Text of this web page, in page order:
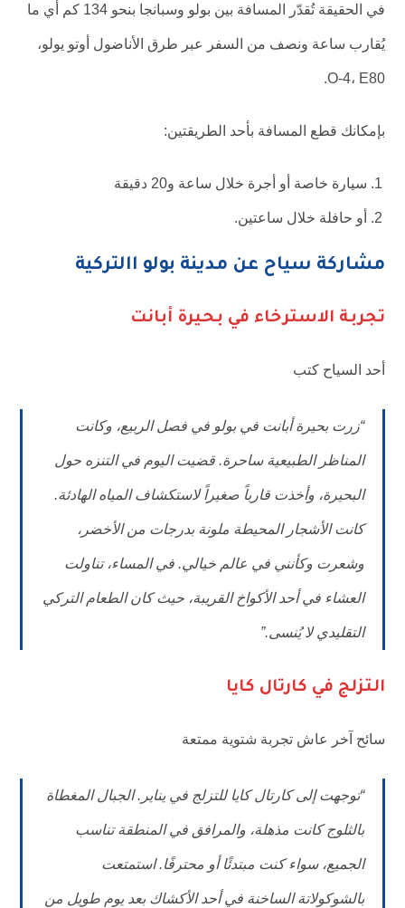
في الحقيقة تُقدّر المسافة بين بولو وسبانجا بنحو 134 كم أي ما
يُقارب ساعة ونصف من السفر عبر طرق الأناضول أوتو يولو،
O-4، E80.
بإمكانك قطع المسافة بأحد الطريقتين:
سيارة خاصة أو أجرة خلال ساعة و20 دقيقة
أو حافلة خلال ساعتين.
مشاركة سياح عن مدينة بولو االتركية
تجربة الاسترخاء في بحيرة أبانت
أحد السياح كتب
“زرت بحيرة أبانت في بولو في فصل الربيع، وكانت
المناظر الطبيعية ساحرة. قضيت اليوم في التنزه حول
البحيرة، وأخذت قارباً صغيراً لاستكشاف المياه الهادئة.
كانت الأشجار المحيطة ملونة بدرجات من الأخضر،
وشعرت وكأنني في عالم خيالي. في المساء، تناولت
العشاء في أحد الأكواخ القريبة، حيث كان الطعام التركي
التقليدي لا يُنسى.”
التزلج في كارتال كايا
سائح آخر عاش تجربة شتوية ممتعة
“توجهت إلى كارتال كايا للتزلج في يناير. الجبال المغطاة
بالثلوج كانت مذهلة، والمرافق في المنطقة تناسب
الجميع، سواء كنت مبتدئًا أو محترفًا. استمتعت
بالشوكولاتة الساخنة في أحد الأكشاك بعد يوم طويل من